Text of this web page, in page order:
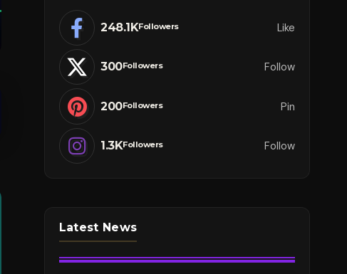
248.1KFollowers Like
300Followers Follow
200Followers Pin
1.3KFollowers Follow
Latest News